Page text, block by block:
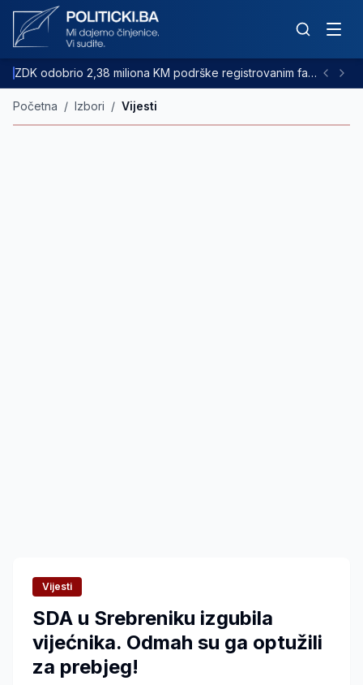
ZDK odobrio 2,38 miliona KM podrške registrovanim farmama goveda
Početna / Izbori / Vijesti
Vijesti
SDA u Srebreniku izgubila
vijećnika. Odmah su ga optužili
za prebjeg!